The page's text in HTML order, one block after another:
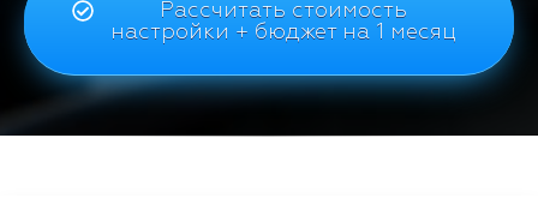
Рассчитать стоимость
настройки + бюджет на 1 месяц